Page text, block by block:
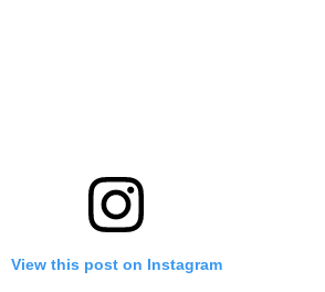
View this post on Instagram